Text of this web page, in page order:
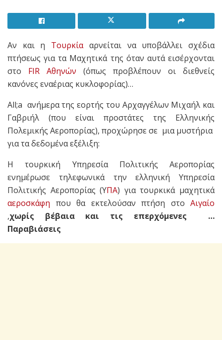
Αν και η Τουρκίααρνείται να υποβάλλει σχέδια
πτήσεως για τα Μαχητικά της όταν αυτά εισέρχονται
στο FIR Αθηνών (όπως προβλέπουν οι διεθνείς
κανόνες εναέριας κυκλοφορίας)…
All;a ανήμερα της εορτής του Αρχαγγέλων Μιχαήλ και
Γαβριήλ (που είναι προστάτες της Ελληνικής
Πολεμικής Αεροπορίας), προχώρησε σε μια μυστήρια
για τα δεδομένα εξέλιξη:
Η τουρκική Υπηρεσία Πολιτικής Αεροπορίας
ενημέρωσε τηλεφωνικά την ελληνική Υπηρεσία
Πολιτικής Αεροπορίας (ΥΠΑ) για τουρκικά μαχητικά
αεροσκάφη που θα εκτελούσαν πτήση στο Αιγαίο
,χωρίς βέβαια και τις επερχόμενες …
Παραβιάσεις